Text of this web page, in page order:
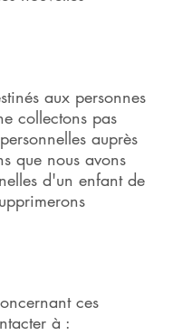
aux personnes
collectons pas
auprès
que nous avons
d'un enfant de
ces
à :